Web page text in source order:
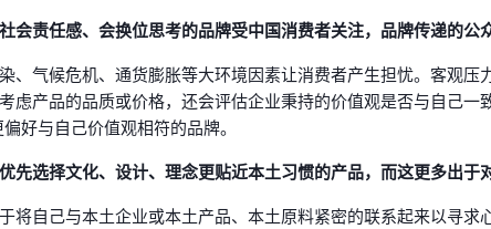
会责任感、会换位思考的品牌受中国消费者关注，品牌传递的公
、气候危机、通货膨胀等大环境因素让消费者产生担忧。客观
虑产品的品质或价格，还会评估企业秉持的价值观是否与自己一
好与自己价值观相符的品牌。
先选择文化、设计、理念更贴近本土习惯的产品，而这更多出于
将自己与本土企业或本土产品、本土原料紧密的联系起来以寻